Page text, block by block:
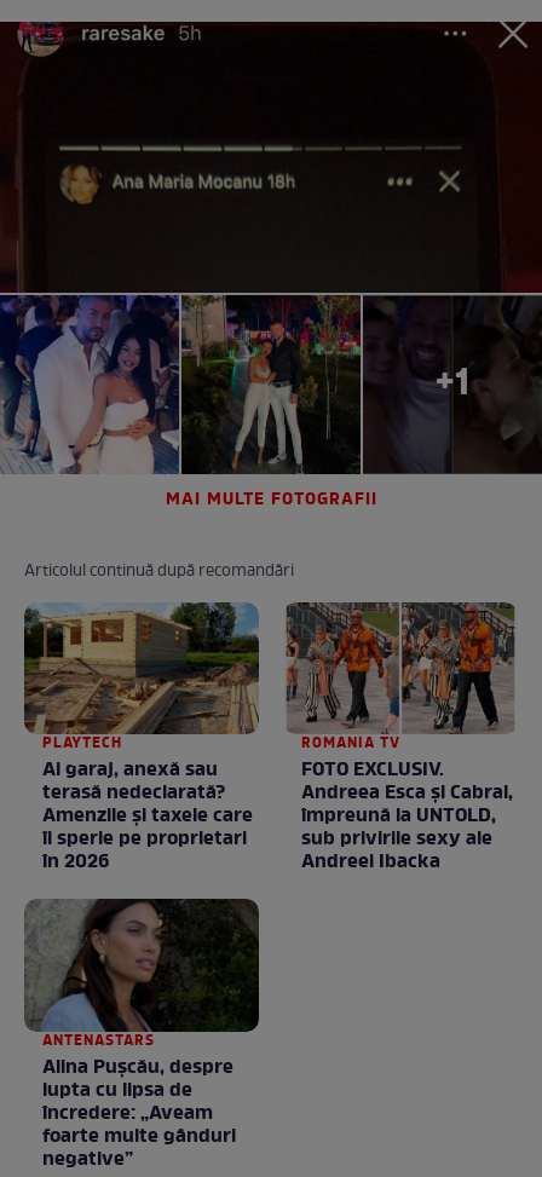
+1
MAI MULTE FOTOGRAFII
Articolul continuă după recomandări
PLAYTECH
Ai garaj, anexă sau
terasă nedeclarată?
Amenzile și taxele care
îi sperie pe proprietari
în 2026
ROMANIA TV
FOTO EXCLUSIV.
Andreea Esca şi Cabral,
împreună la UNTOLD,
sub privirile sexy ale
Andreei Ibacka
ANTENASTARS
Alina Pușcău, despre
lupta cu lipsa de
încredere: „Aveam
foarte multe gânduri
negative”